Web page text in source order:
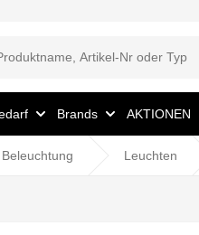
Brands AKTIONEN
Beleuchtung Leuchten